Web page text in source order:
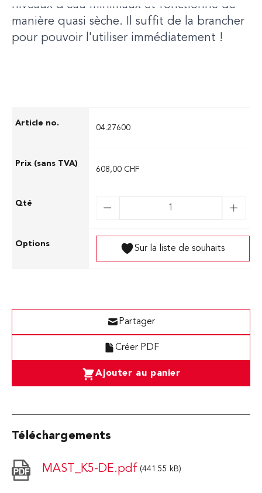
niveaux d'eau minimaux et fonctionne de
manière quasi sèche. Il suffit de la brancher
pour pouvoir l'utiliser immédiatement !
04.27600
608,00 CHF
Sur la liste de souhaits
Ajouter au panier
Créer PDF
Partager
Téléchargements
MAST_K5-DE.pdf (441.55 kB)